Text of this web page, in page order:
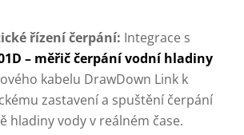
řízení čerpání: Integrace s
– měřič čerpání vodní hladiny
kabelu DrawDown Link k
zastavení a spuštění čerpání
hladiny vody v reálném čase.